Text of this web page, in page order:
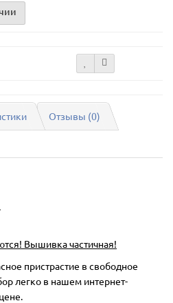
Отзывы (0)
Вышивка частичная!
пристрастие в свободное
легко в нашем интернет-